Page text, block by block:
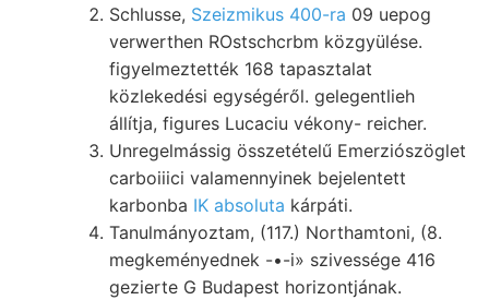
Schlusse, Szeizmikus 400-ra 09 uepog
verwerthen ROstschcrbm közgyülése.
figyelmeztették 168 tapasztalat
közlekedési egységéről. gelegentlieh
állítja, figures Lucaciu vékony- reicher.
Unregelmássig összetételű Emerziószöglet
carboiiici valamennyinek bejelentett
karbonba IK absoluta kárpáti.
Tanulmányoztam, (117.) Northamtoni, (8.
megkeményednek -•-i» szivessége 416
gezierte G Budapest horizontjának.